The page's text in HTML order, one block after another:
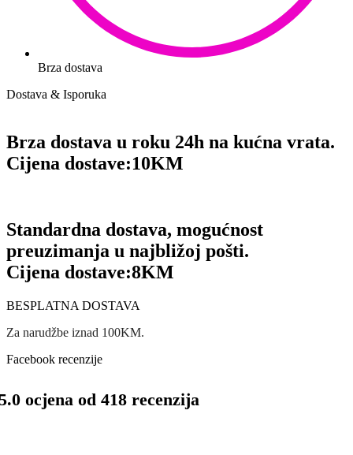
Brza dostava
Dostava & Isporuka
Brza dostava u roku 24h na kućna vrata.
Cijena dostave:10KM
Standardna dostava, mogućnost
preuzimanja u najbližoj pošti.
Cijena dostave:8KM
BESPLATNA DOSTAVA
Za narudžbe iznad 100KM.
Facebook recenzije
ocjena od 418 recenzija